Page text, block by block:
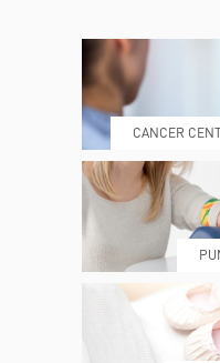
DOVE SIAMO
PRENOTA
CANCER